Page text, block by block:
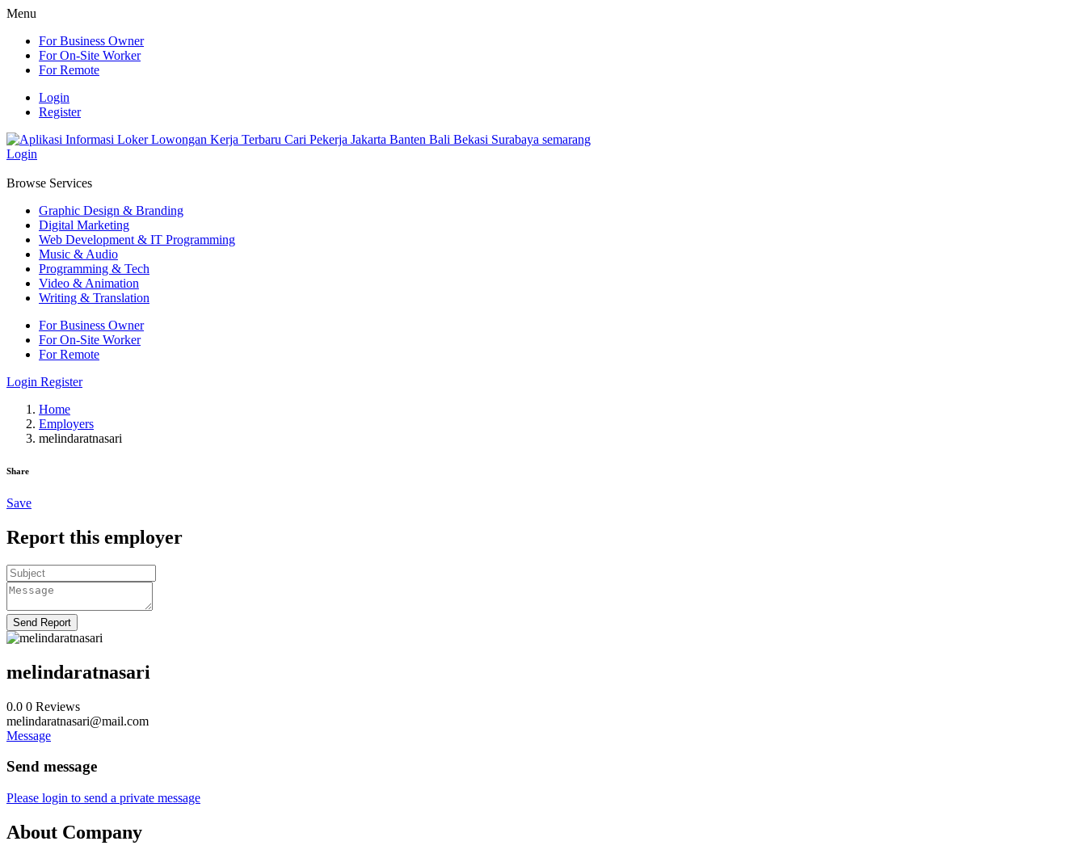
Menu
For Business Owner
For On-Site Worker
For Remote
Login
Register
Login
Browse Services
Graphic Design & Branding
Digital Marketing
Web Development & IT Programming
Music & Audio
Programming & Tech
Video & Animation
Writing & Translation
For Business Owner
For On-Site Worker
For Remote
Login Register
Home
Employers
melindaratnasari
Share
Save
Report this employer
Send Report
melindaratnasari
0.0 0 Reviews
melindaratnasari@mail.com
Message
Send message
Please login to send a private message
About Company